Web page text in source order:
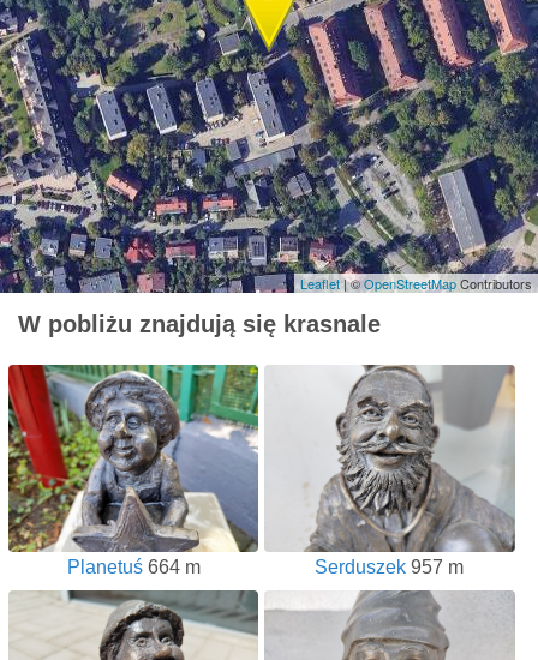
Leaflet| ©OpenStreetMapContributors
W pobliżu znajdują się krasnale
Planetuś664 m Serduszek 957 m